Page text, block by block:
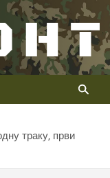
траку, први